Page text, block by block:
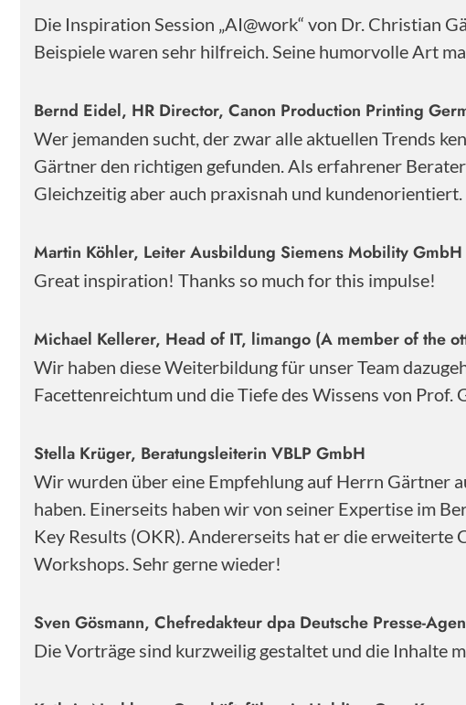
Die Inspiration Session „AI@work“ von Dr. Christian
Beispiele waren sehr hilfreich. Seine humorvolle Art
Bernd Eidel, HR Director, Canon Production Printing
Wer jemanden sucht, der zwar alle aktuellen Trends
Gärtner den richtigen gefunden. Als erfahrener
Gleichzeitig aber auch praxisnah und
Martin Köhler, Leiter Ausbildung Siemens Mobility GmbH
Great inspiration! Thanks so much for this impulse!
Michael Kellerer, Head of IT, limango (A member of the
Wir haben diese Weiterbildung für unser Team
Facettenreichtum und die Tiefe des Wissens von
Stella Krüger, Beratungsleiterin VBLP GmbH
Wir wurden über eine Empfehlung auf Herrn Gärtner
haben. Einerseits haben wir von seiner Expertise im
Key Results (OKR). Andererseits hat er die
Workshops. Sehr gerne wieder!
Sven Gösmann, Chefredakteur dpa Deutsche Presse-
Die Vorträge sind kurzweilig gestaltet und die Inhalte